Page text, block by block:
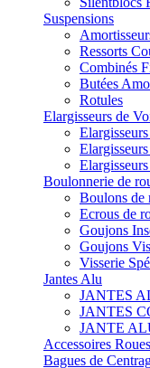
Suspensions
Ressorts
Combinés
Butées
Rotules
Elargisseurs de
Boulonnerie de
Boulons de
Ecrous de
Goujons
Goujons
Visserie
Jantes Alu
JANTES
JANTES
JANTE
Accessoires
Bagues de